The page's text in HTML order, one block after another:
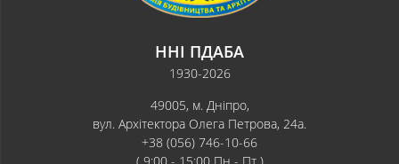
ННІ ПДАБА
1930-2026
49005, м. Дніпро,
вул. Архітектора Олега Петрова, 24а.
+38 (056) 746-10-66